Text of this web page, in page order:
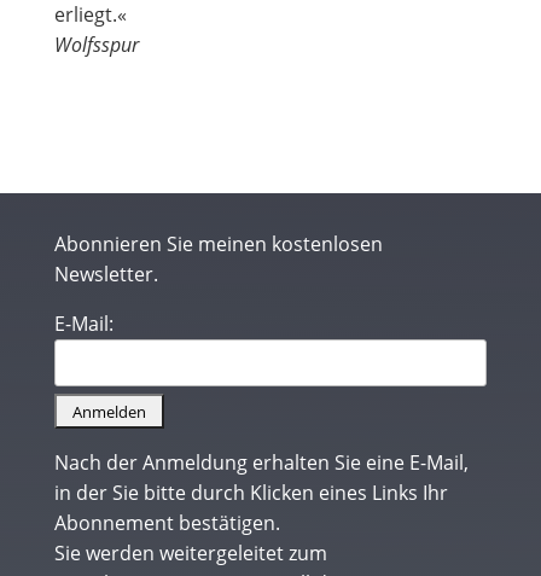
erliegt.«
Wolfsspur
Abonnieren Sie meinen kostenlosen
Newsletter.
E-Mail:
Nach der Anmeldung erhalten Sie eine E-Mail,
in der Sie bitte durch Klicken eines Links Ihr
Abonnement bestätigen.
Sie werden weitergeleitet zum